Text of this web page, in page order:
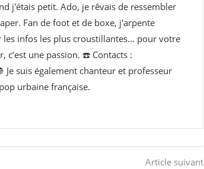
j'étais petit. Ado, je rêvais de ressembler
Fan de foot et de boxe, j'arpente
infos les plus croustillantes... pour votre
c’est une passion. ☎️ Contacts :
suis également chanteur et professeur
urbaine française.
Article suivant